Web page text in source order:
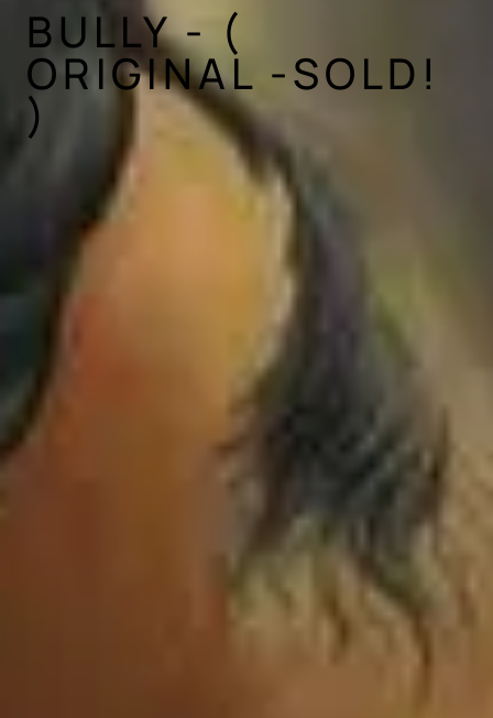
BULLY - (
ORIGINAL -SOLD!
)